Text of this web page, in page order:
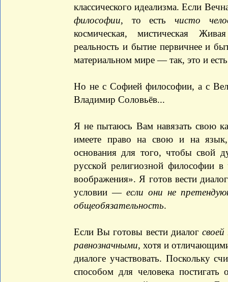
классического идеализма. Если
философии, то есть чисто
космическая, мистическая
реальность и бытие первичнее и
материальном мире — так, это и
Но не с Софией философии, а с
Владимир Соловьёв...
Я не пытаюсь Вам навязать свою
имеете право на свою и на
основания для того, чтобы свой
русской религиозной философии
воображения». Я готов вести
условии —если они не
общеобязательность.
Если Вы готовы вести диалог
равнозначными, хотя и
диалоге участвовать. Поскольку
способом для человека